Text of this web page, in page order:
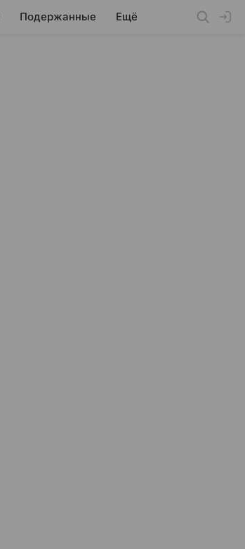
Подержанные Ещё